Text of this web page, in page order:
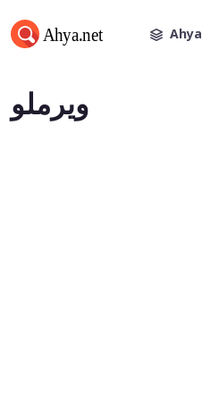
Ahya
ویرملو